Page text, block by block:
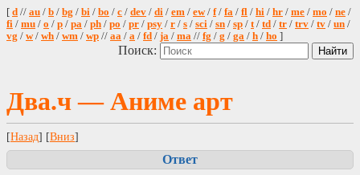
[ d // au / b / bg / bi / bo / c / dev / di / em / ew/ f/ fa / fl / hi / hr / me / mo / ne /
fi / mu / o / p / pa / ph / po / pr / psy / r / s / sci / sn / sp / t/ td / tr / trv / tv / un /
vg / w/ wh / wm / wp // aa / a / fd / ja / ma // fg / g / ga / h / ho ]
Поиск:
Два.ч — Аниме арт
[Назад] [Вниз]
Ответ